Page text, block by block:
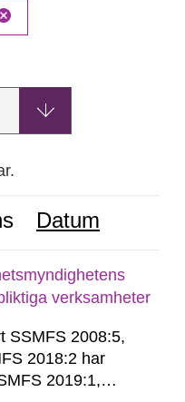
Datum
verksamheter
SSMFS 2008:5,
2018:2 har
2019:1,